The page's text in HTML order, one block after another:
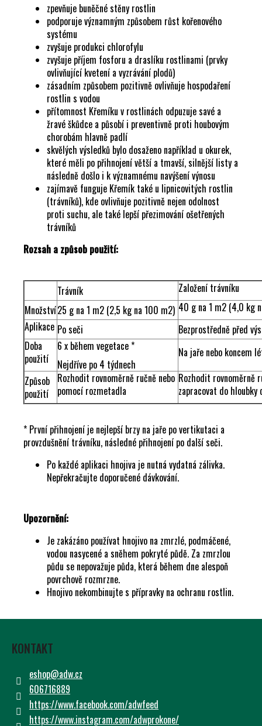
zpevňuje buněčné stěny rostlin
podporuje významným způsobem růst kořenového
systému
zvyšuje produkci chlorofylu
zvyšuje příjem fosforu a draslíku rostlinami (prvky
ovlivňující kvetení a vyzrávání plodů)
zásadním způsobem pozitivně ovlivňuje hospodaření
rostlin s vodou
přítomnost Křemíku v rostlinách odpuzuje savé a
žravé škůdce a působí i preventivně proti houbovým
chorobám hlavně padlí
skvělých výsledků bylo dosaženo například u okurek,
které měli po přihnojení větší a tmavší, silnější listy a
následně došlo i k významnému navýšení výnosu
zajímavě funguje Křemík také u lipnicovitých rostlin
(trávníků), kde ovlivňuje pozitivně nejen odolnost
proti suchu, ale také lepší přezimování ošetřených
trávníků
Rozsah a způsob použití:
Trávník
Založení trávníku
Množství25 g na 1 m2 (2,5 kg na 100 m2) 40 g na 1 m2 (4,0 kg
Aplikace Po seči
Bezprostředně před
Doba
použití
6 x během vegetace *
Nejdříve po 4 týdnech
Na jaře nebo koncem
Způsob
použití
Rozhodit rovnoměrně ručně nebo
pomocí rozmetadla
Rozhodit rovnoměrně
zapracovat do hloubky
* První přihnojení je nejlepší brzy na jaře po vertikutaci a
provzdušnění trávníku, následné přihnojení po další seči.
Po každé aplikaci hnojiva je nutná vydatná zálivka.
Nepřekračujte doporučené dávkování.
Upozornění:
Je zakázáno používat hnojivo na zmrzlé, podmáčené,
vodou nasycené a sněhem pokryté půdě. Za zmrzlou
půdu se nepovažuje půda, která během dne alespoň
povrchově rozmrzne.
Hnojivo nekombinujte s přípravky na ochranu rostlin.
Z
KONTAKT
eshop@adw.cz
606716889
https://www.facebook.com/adwfeed
https://www.instagram.com/adwprokone/